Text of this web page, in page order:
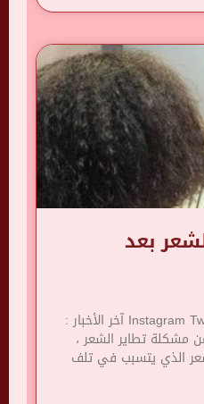
بعد
Instagram Twitter Snapchat Youtube آخر الأخبار :
مشكلة تطاير الشعر ،
الذي يتسبب في تلف